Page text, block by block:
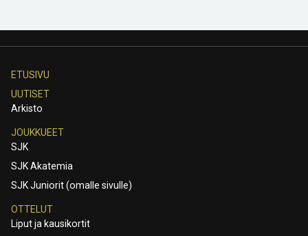
ETUSIVU
UUTISET
Arkisto
JOUKKUEET
SJK
SJK Akatemia
SJK Juniorit (omalle sivulle)
OTTELUT
Liput ja kausikortit